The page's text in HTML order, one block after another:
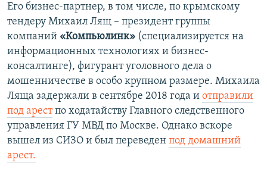
Его бизнес-партнер, в том числе, по крымскому
тендеру Михаил Лящ – президент группы
компаний «Компьюлинк» (специализируется на
информационных технологиях и бизнес-
консалтинге), фигурант уголовного дела о
мошенничестве в особо крупном размере. Михаила
Ляща задержали в сентябре 2018 года и отправили
под арестпо ходатайству Главного следственного
управления ГУ МВД по Москве. Однако вскоре
вышел из СИЗО и был переведен под домашний
арест.